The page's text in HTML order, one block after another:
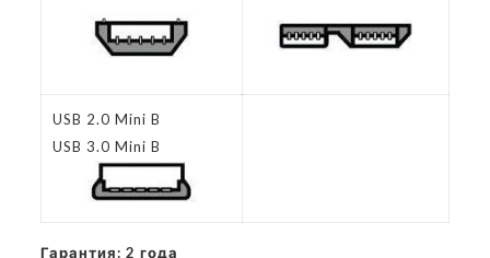
USB 2.0 Mini B
USB 3.0 Mini B
Гарантия: 2 года